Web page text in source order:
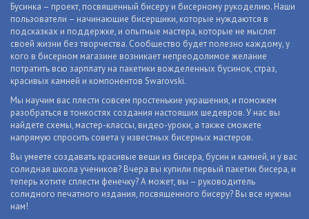
Бусинка – проект, посвященный бисеру и бисерному рукоделию. Наши
пользователи – начинающие бисерщики, которые нуждаются в
подсказках и поддержке, и опытные мастера, которые не мыслят
своей жизни без творчества. Сообщество будет полезно каждому, у
кого в бисерном магазине возникает непреодолимое желание
потратить всю зарплату на пакетики вожделенных бусинок, страз,
красивых камней и компонентов Swarovski.
Мы научим вас плести совсем простенькие украшения, и поможем
разобраться в тонкостях создания настоящих шедевров. У нас вы
найдете схемы, мастер-классы, видео-уроки, а также сможете
напрямую спросить совета у известных бисерных мастеров.
Вы умеете создавать красивые вещи из бисера, бусин и камней, и у вас
солидная школа учеников? Вчера вы купили первый пакетик бисера, и
теперь хотите сплести фенечку? А может, вы – руководитель
солидного печатного издания, посвященного бисеру? Вы все нужны
нам!